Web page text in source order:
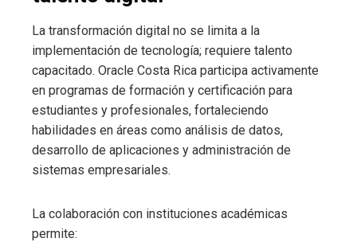
La transformación digital no se limita a la
implementación de tecnología; requiere talento
capacitado. Oracle Costa Rica participa activamente
en programas de formación y certificación para
estudiantes y profesionales, fortaleciendo
habilidades en áreas como análisis de datos,
desarrollo de aplicaciones y administración de
sistemas empresariales.
La colaboración con instituciones académicas
permite: